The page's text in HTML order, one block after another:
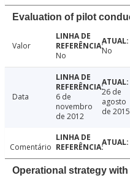
Evaluation of pilot
Valor
No
No
Data
6 de
novembro
de 2012
26 de
agosto
de 2015
Comentário
Operational strategy